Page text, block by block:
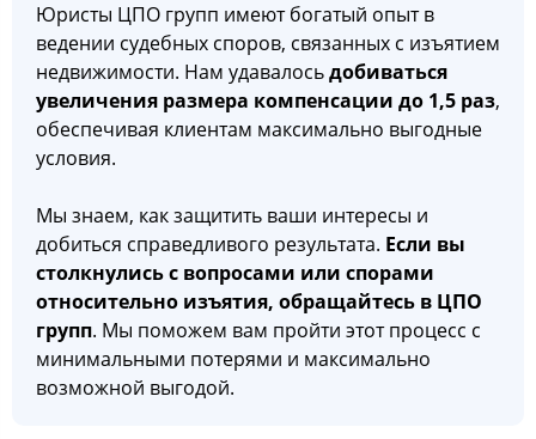
Юристы ЦПО групп имеют богатый опыт в
ведении судебных споров, связанных с изъятием
недвижимости. Нам удавалосьдобиваться
увеличения размера компенсации до 1,5 раз,
обеспечивая клиентам максимально выгодные
условия.
Мы знаем, как защитить ваши интересы и
добиться справедливого результата. Если вы
столкнулись с вопросами или спорами
относительно изъятия, обращайтесь в ЦПО
групп. Мы поможем вам пройти этот процесс с
минимальными потерями и максимально
возможной выгодой.